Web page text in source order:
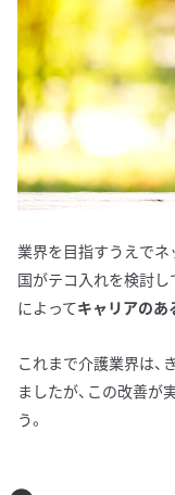
業界を目指すうえでネ
国がテコ入れを検討し
によってキャリアのあ
これまで介護業界は、
ましたが、この改善が
う。